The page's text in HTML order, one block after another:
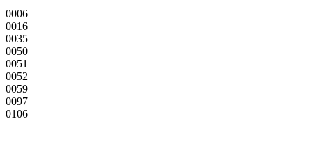
0006
0016
0035
0050
0051
0052
0059
0097
0106